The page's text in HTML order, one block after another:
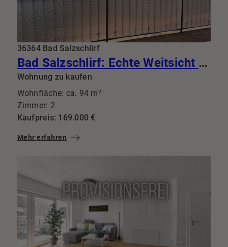
36364 Bad Salzschlirf
Bad Salzschlirf: Echte Weitsicht statt enger Gassen 94m² mit Traumküche & Riesenbalkon
Wohnung zu kaufen
Wohnfläche: ca. 94 m²
Zimmer: 2
Kaufpreis: 169.000 €
Mehr erfahren